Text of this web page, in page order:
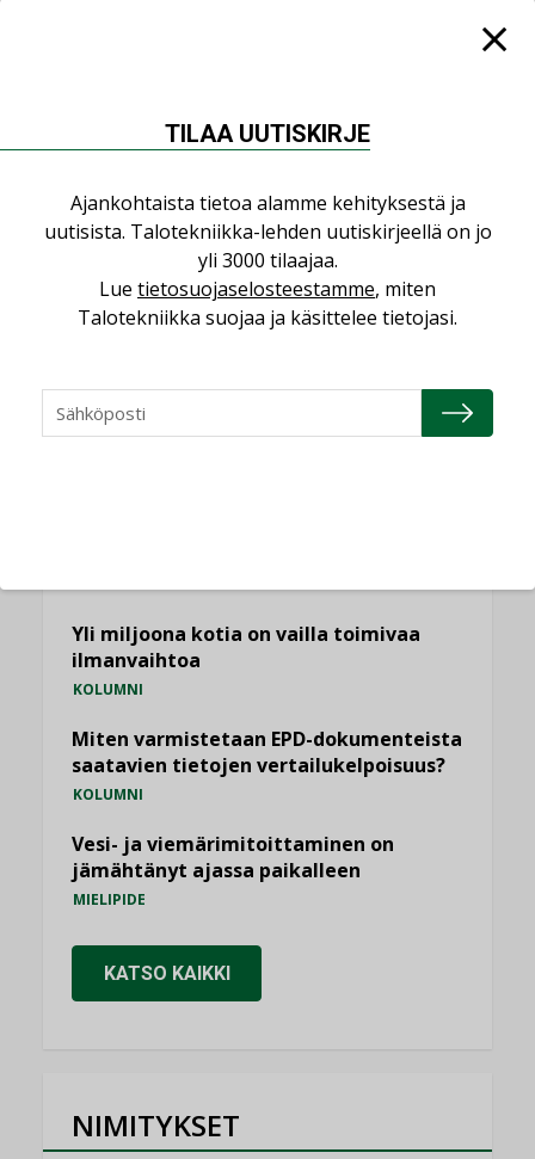
vakiinnuttavat asemansa taloyhtiöissä
KATSO KAIKKI
NÄKÖKULMIA
Yli miljoona kotia on vailla toimivaa
ilmanvaihtoa
KOLUMNI
Miten varmistetaan EPD-dokumenteista
saatavien tietojen vertailukelpoisuus?
KOLUMNI
Vesi- ja viemärimitoittaminen on
jämähtänyt ajassa paikalleen
MIELIPIDE
KATSO KAIKKI
NIMITYKSET
TILAA UUTISKIRJE
Ajankohtaista tietoa alamme kehityksestä ja
uutisista. Talotekniikka-lehden uutiskirjeellä on jo
yli 3000 tilaajaa.
Lue tietosuojaselosteestamme, miten
Talotekniikka suojaa ja käsittelee tietojasi.